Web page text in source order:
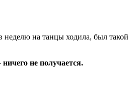
неделю на танцы ходила, был такой
не получается.